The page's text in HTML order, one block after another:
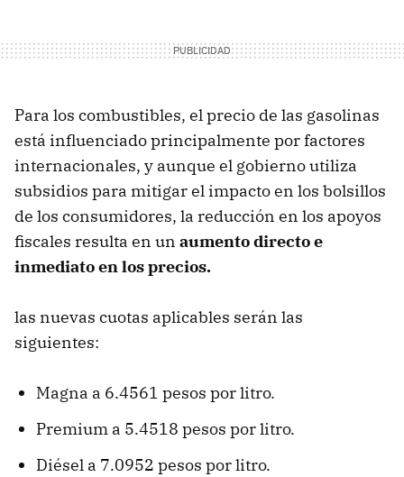
Para los combustibles, el precio de las gasolinas
está influenciado principalmente por factores
internacionales, y aunque el gobierno utiliza
subsidios para mitigar el impacto en los bolsillos
de los consumidores, la reducción en los apoyos
fiscales resulta en un aumento directo e
inmediato en los precios.
las nuevas cuotas aplicables serán las
siguientes:
Magna a 6.4561 pesos por litro.
Premium a 5.4518 pesos por litro.
Diésel a 7.0952 pesos por litro.